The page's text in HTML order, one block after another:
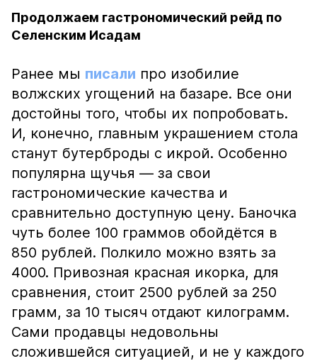
Продолжаем гастрономический рейд по
Селенским Исадам
Ранее мы писали про изобилие
волжских угощений на базаре. Все они
достойны того, чтобы их попробовать.
И, конечно, главным украшением стола
станут бутерброды с икрой. Особенно
популярна щучья — за свои
гастрономические качества и
сравнительно доступную цену. Баночка
чуть более 100 граммов обойдётся в
850 рублей. Полкило можно взять за
4000. Привозная красная икорка, для
сравнения, стоит 2500 рублей за 250
грамм, за 10 тысяч отдают килограмм.
Сами продавцы недовольны
сложившейся ситуацией, и не у каждого